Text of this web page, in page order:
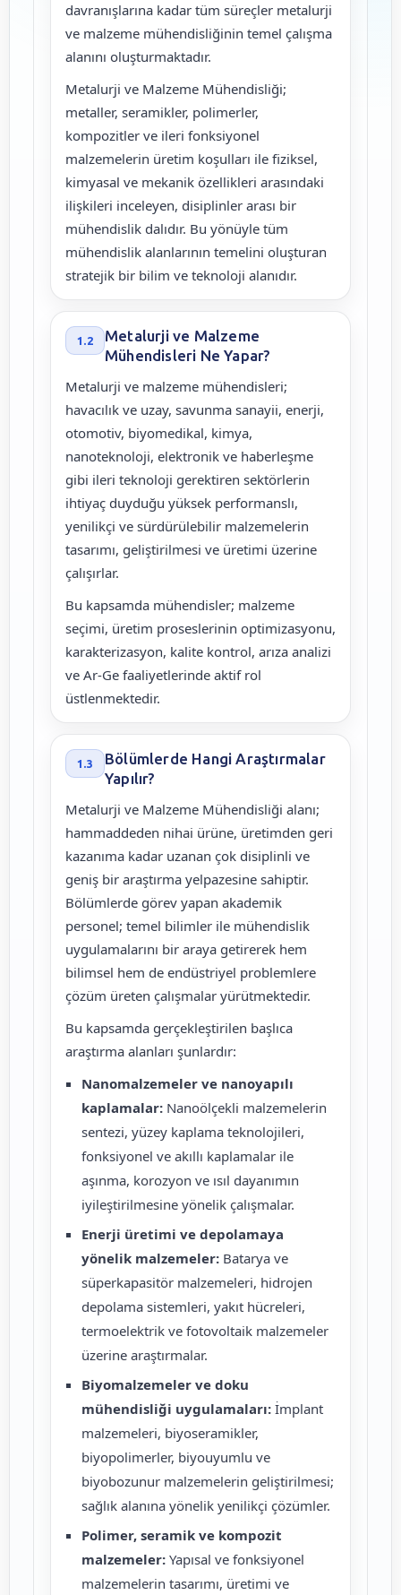
davranışlarına kadar tüm süreçler metalurji
ve malzeme mühendisliğinin temel çalışma
alanını oluşturmaktadır.
Metalurji ve Malzeme Mühendisliği;
metaller, seramikler, polimerler,
kompozitler ve ileri fonksiyonel
malzemelerin üretim koşulları ile fiziksel,
kimyasal ve mekanik özellikleri arasındaki
ilişkileri inceleyen, disiplinler arası bir
mühendislik dalıdır. Bu yönüyle tüm
mühendislik alanlarının temelini oluşturan
stratejik bir bilim ve teknoloji alanıdır.
1.2
Metalurji ve Malzeme
Mühendisleri Ne Yapar?
Metalurji ve malzeme mühendisleri;
havacılık ve uzay, savunma sanayii, enerji,
otomotiv, biyomedikal, kimya,
nanoteknoloji, elektronik ve haberleşme
gibi ileri teknoloji gerektiren sektörlerin
ihtiyaç duyduğu yüksek performanslı,
yenilikçi ve sürdürülebilir malzemelerin
tasarımı, geliştirilmesi ve üretimi üzerine
çalışırlar.
Bu kapsamda mühendisler; malzeme
seçimi, üretim proseslerinin optimizasyonu,
karakterizasyon, kalite kontrol, arıza analizi
ve Ar-Ge faaliyetlerinde aktif rol
üstlenmektedir.
1.3
Bölümlerde Hangi Araştırmalar
Yapılır?
Metalurji ve Malzeme Mühendisliği alanı;
hammaddeden nihai ürüne, üretimden geri
kazanıma kadar uzanan çok disiplinli ve
geniş bir araştırma yelpazesine sahiptir.
Bölümlerde görev yapan akademik
personel; temel bilimler ile mühendislik
uygulamalarını bir araya getirerek hem
bilimsel hem de endüstriyel problemlere
çözüm üreten çalışmalar yürütmektedir.
Bu kapsamda gerçekleştirilen başlıca
araştırma alanları şunlardır:
Nanomalzemeler ve nanoyapılı
kaplamalar: Nanoölçekli malzemelerin
sentezi, yüzey kaplama teknolojileri,
fonksiyonel ve akıllı kaplamalar ile
aşınma, korozyon ve ısıl dayanımın
iyileştirilmesine yönelik çalışmalar.
Enerji üretimi ve depolamaya
yönelik malzemeler: Batarya ve
süperkapasitör malzemeleri, hidrojen
depolama sistemleri, yakıt hücreleri,
termoelektrik ve fotovoltaik malzemeler
üzerine araştırmalar.
Biyomalzemeler ve doku
mühendisliği uygulamaları: İmplant
malzemeleri, biyoseramikler,
biyopolimerler, biyouyumlu ve
biyobozunur malzemelerin geliştirilmesi;
sağlık alanına yönelik yenilikçi çözümler.
Polimer, seramik ve kompozit
malzemeler: Yapısal ve fonksiyonel
malzemelerin tasarımı, üretimi ve